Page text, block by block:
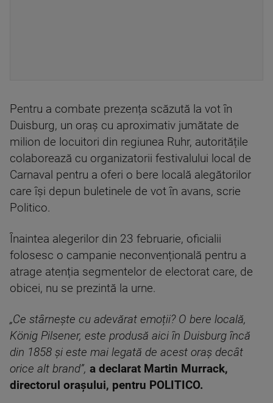
Pentru a combate prezența scăzută la vot în
Duisburg, un oraș cu aproximativ jumătate de
milion de locuitori din regiunea Ruhr, autoritățile
colaborează cu organizatorii festivalului local de
Carnaval pentru a oferi o bere locală alegătorilor
care își depun buletinele de vot în avans, scrie
Politico.
Înaintea alegerilor din 23 februarie, oficialii
folosesc o campanie neconvențională pentru a
atrage atenția segmentelor de electorat care, de
obicei, nu se prezintă la urne.
„Ce stârnește cu adevărat emoții? O bere locală,
König Pilsener, este produsă aici în Duisburg încă
din 1858 și este mai legată de acest oraș decât
orice alt brand”, a declarat Martin Murrack,
directorul orașului, pentru POLITICO.